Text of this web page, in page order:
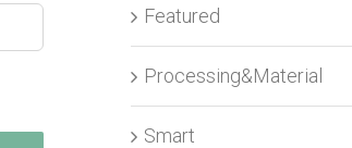
Featured
Processing&Material
Smart